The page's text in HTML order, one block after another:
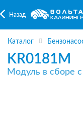
Назад
Каталог
KR0181M
Модуль в сборе